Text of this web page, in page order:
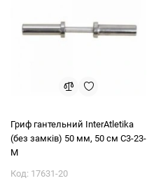
Гриф гантельний InterAtletika
(без замків) 50 мм, 50 см C3-23-
М
Код: 17631-20